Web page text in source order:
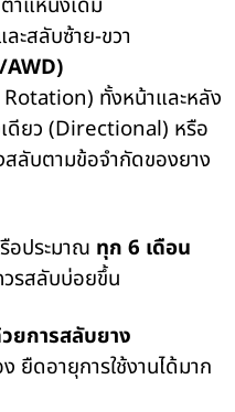
ะสลับซ้าย-ขวา
Rotation) ทั้งหน้าและหลัง
ดียว (Directional) หรือ
ลับตามข้อจำกัดของยาง
อประมาณ ทุก 6 เดือน
รสลับบ่อยขึ้น
ยการสลับยาง
ยืดอายุการใช้งานได้มาก